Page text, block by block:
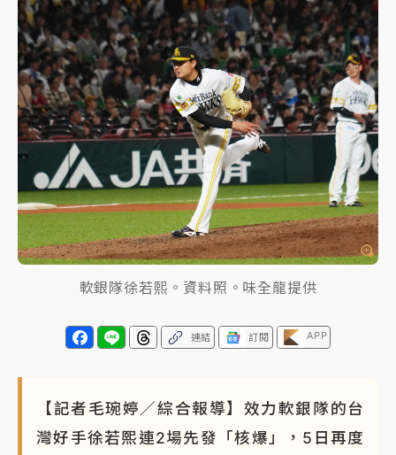
最好玩的父親節！「爸氣集合」出發工程冒險島 邀社
福孩童齊暢玩
強風長浪襲馬祖！「白海豚」逼近劃設警戒區 違規戲
水觀浪恐重罰失血
白海豚瘦身！中部以北防劇烈降水 本周天氣展望「多
雨不穩定」
軟銀隊徐若熙。資料照。味全龍提供
連結 訂閱 APP
【記者毛琬婷／綜合報導】效力軟銀隊的台
灣好手徐若熙連2場先發「核爆」，5日再度